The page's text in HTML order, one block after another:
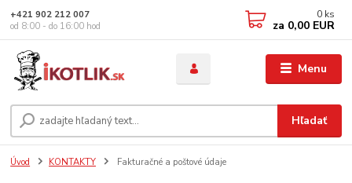
Menu
Hľadať
+421 902 212 007
od 8:00 - do 16:00 hod
0 ks
za 0,00 EUR
Úvod KONTAKTY Fakturačné a poštové údaje